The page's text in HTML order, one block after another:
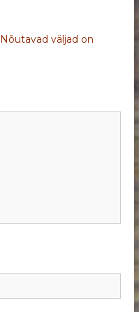
Nõutavad väljad on